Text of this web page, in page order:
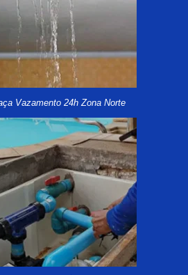
Vazamento 24h Zona Norte